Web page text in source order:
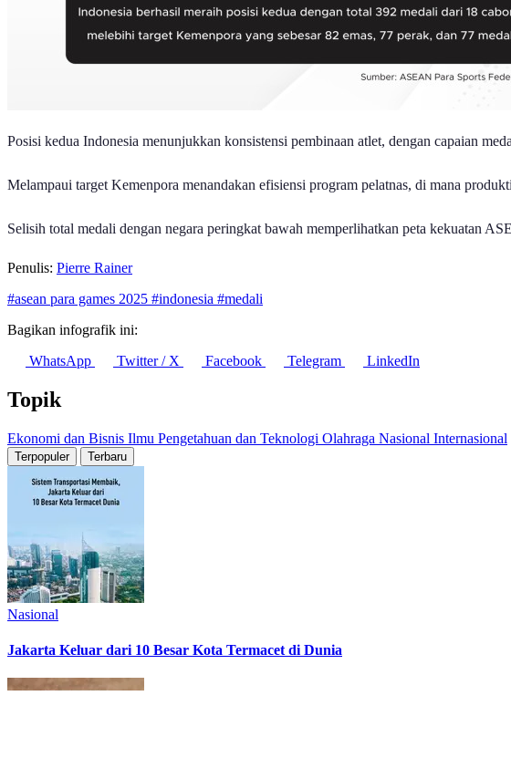
Posisi kedua Indonesia menunjukkan konsistensi pembinaan atlet, dengan capaian
Melampaui target Kemenpora menandakan efisiensi program pelatnas, di mana
Selisih total medali dengan negara peringkat bawah memperlihatkan peta kekuatan
Penulis: Pierre Rainer
#asean para games 2025 #indonesia #medali
Bagikan infografik ini:
WhatsApp
Twitter / X Facebook Telegram LinkedIn
Topik
Ekonomi dan Bisnis Ilmu Pengetahuan dan Teknologi Olahraga Nasional Internasional
Terpopuler Terbaru
Nasional
Jakarta Keluar dari 10 Besar Kota Termacet di Dunia